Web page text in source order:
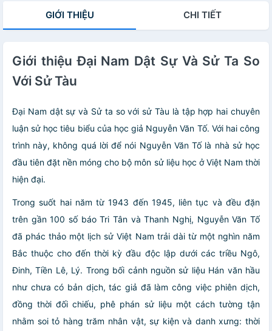
GIỚI THIỆU CHI TIẾT
Giới thiệu Đại Nam Dật Sự Và Sử Ta So
Với Sử Tàu
Đại Nam dật sự và Sử ta so với sử Tàu là tập hợp hai chuyên
luận sử học tiêu biểu của học giả Nguyễn Văn Tố. Với hai công
trình này, không quá lời để nói Nguyễn Văn Tố là nhà sử học
đầu tiên đặt nền móng cho bộ môn sử liệu học ở Việt Nam thời
hiện đại.
Trong suốt hai năm từ 1943 đến 1945, liên tục và đều đặn
trên gần 100 số báo Tri Tân và Thanh Nghị, Nguyễn Văn Tố
đã phác thảo một lịch sử Việt Nam trải dài từ một nghìn năm
Bắc thuộc cho đến thời kỳ đầu độc lập dưới các triều Ngô,
Đinh, Tiền Lê, Lý. Trong bối cảnh nguồn sử liệu Hán văn hầu
như chưa có bản dịch, tác giả đã làm công việc phiên dịch,
đồng thời đối chiếu, phê phán sử liệu một cách tường tận
nhằm soi tỏ hàng trăm nhân vật, sự kiện và danh xưng: thời